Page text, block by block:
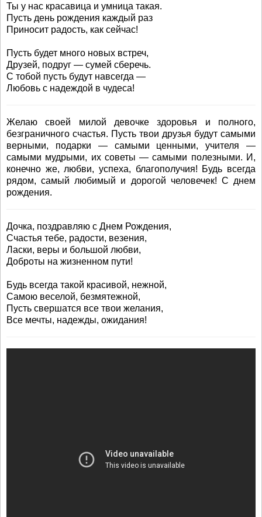
Ты у нас красавица и умница такая.
Пусть день рождения каждый раз
Приносит радость, как сейчас!
Пусть будет много новых встреч,
Друзей, подруг — сумей сберечь.
С тобой пусть будут навсегда —
Любовь с надеждой в чудеса!
Желаю своей милой девочке здоровья и полного,
безграничного счастья. Пусть твои друзья будут самыми
верными, подарки — самыми ценными, учителя —
самыми мудрыми, их советы — самыми полезными. И,
конечно же, любви, успеха, благополучия! Будь всегда
рядом, самый любимый и дорогой человечек! С днем
рождения.
Дочка, поздравляю с Днем Рождения,
Счастья тебе, радости, везения,
Ласки, веры и большой любви,
Доброты на жизненном пути!
Будь всегда такой красивой, нежной,
Самою веселой, безмятежной,
Пусть свершатся все твои желания,
Все мечты, надежды, ожидания!